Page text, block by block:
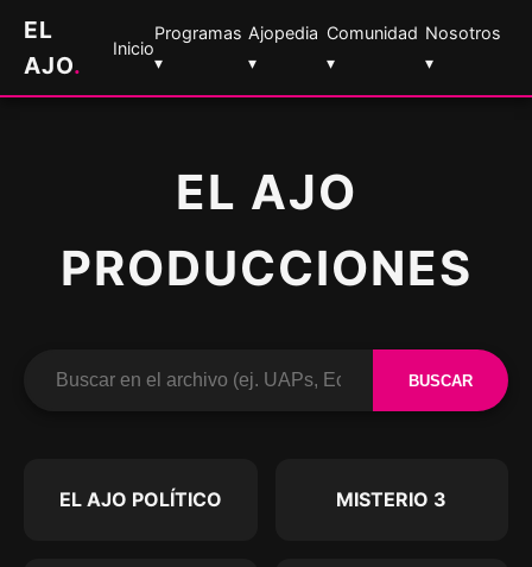
EL
AJO.
Inicio
Programas
▾
Ajopedia
▾
Comunidad
▾
Nosotros
▾
EL AJO
PRODUCCIONES
BUSCAR
EL AJO POLÍTICO MISTERIO 3